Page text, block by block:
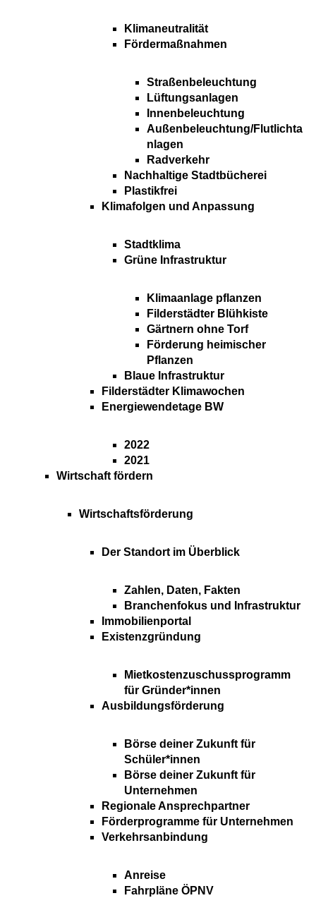
Klimaneutralität
Fördermaßnahmen
Straßenbeleuchtung
Lüftungsanlagen
Innenbeleuchtung
Außenbeleuchtung/Flutlichta
nlagen
Radverkehr
Nachhaltige Stadtbücherei
Plastikfrei
Klimafolgen und Anpassung
Stadtklima
Grüne Infrastruktur
Klimaanlage pflanzen
Filderstädter Blühkiste
Gärtnern ohne Torf
Förderung heimischer
Pflanzen
Blaue Infrastruktur
Filderstädter Klimawochen
Energiewendetage BW
2022
2021
Wirtschaft fördern
Wirtschaftsförderung
Der Standort im Überblick
Zahlen, Daten, Fakten
Branchenfokus und Infrastruktur
Immobilienportal
Existenzgründung
Mietkostenzuschussprogramm
für Gründer*innen
Ausbildungsförderung
Börse deiner Zukunft für
Schüler*innen
Börse deiner Zukunft für
Unternehmen
Regionale Ansprechpartner
Förderprogramme für Unternehmen
Verkehrsanbindung
Anreise
Fahrpläne ÖPNV